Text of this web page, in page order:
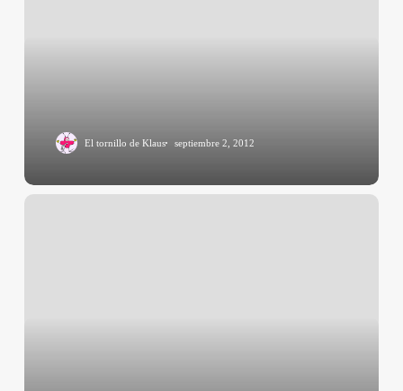
El tornillo de Klaus septiembre 2, 2012